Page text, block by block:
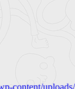
content/